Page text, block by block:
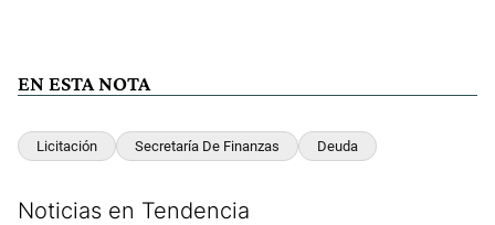
EN ESTA NOTA
Licitación Secretaría De Finanzas Deuda
Noticias en Tendencia